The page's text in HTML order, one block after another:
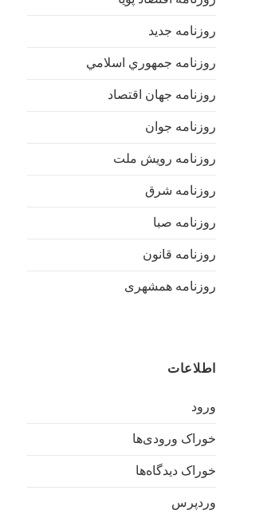
روزنامه جدید
روزنامه جمهوري اسلامي
روزنامه جهان اقتصاد
روزنامه جوان
روزنامه رویش ملت
روزنامه شرق
روزنامه صبا
روزنامه قانون
روزنامه همشهری
اطلاعات
ورود
خوراک ورودی‌ها
خوراک دیدگاه‌ها
وردپرس